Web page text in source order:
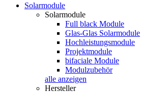
Solarmodule
Solarmodule
Full black Module
Glas-Glas Solarmodule
Hochleistungsmodule
Projektmodule
bifaciale Module
Modulzubehör
alle anzeigen
Hersteller